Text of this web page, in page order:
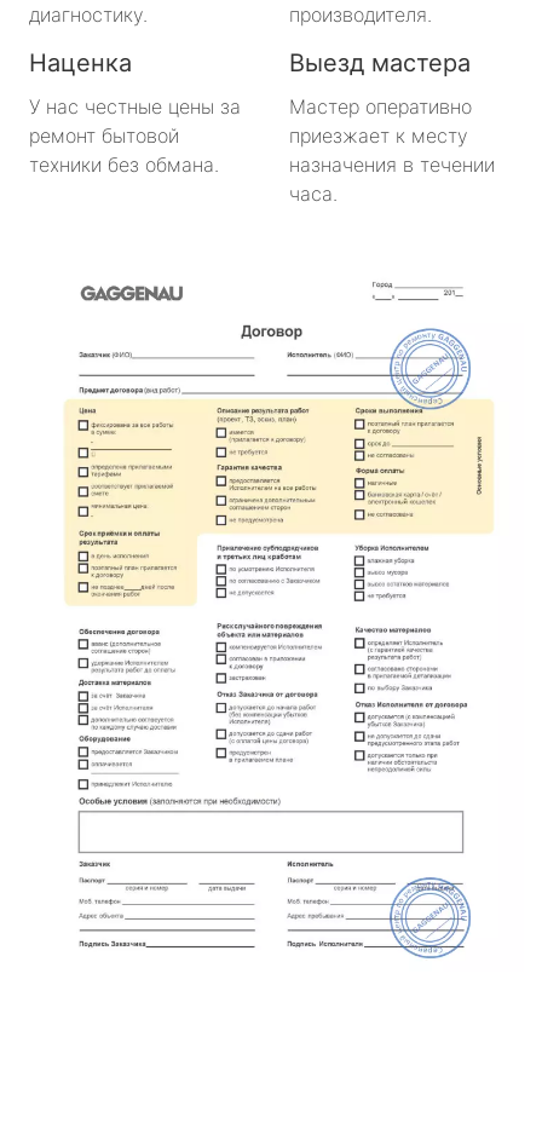
диагностику.
производителя.
Наценка
У нас честные цены за
ремонт бытовой
техники без обмана.
Выезд мастера
Мастер оперативно
приезжает к месту
назначения в течении
часа.